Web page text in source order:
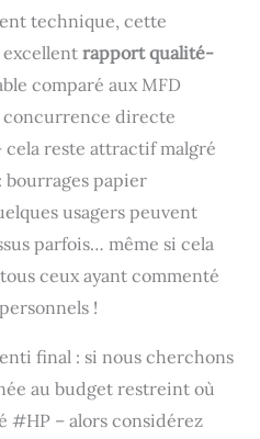
technique, cette
rapport qualité-
comparé aux MFD
concurrence directe
cela reste attractif malgré
bourrages papier
usagers peuvent
parfois… même si cela
ceux ayant commenté
!
final : si nous cherchons
au budget restreint où
#HP – alors considérez